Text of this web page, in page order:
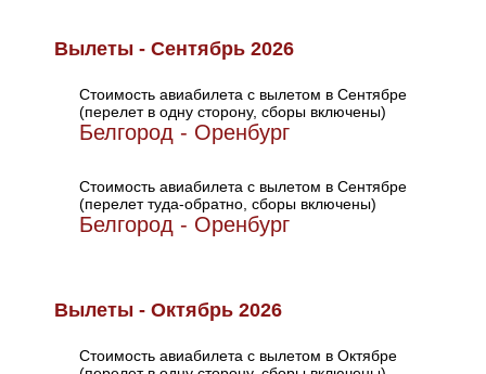
Вылеты - Сентябрь 2026
Стоимость авиабилета с вылетом в Сентябре
(перелет в одну сторону, сборы включены)
Белгород - Оренбург
Стоимость авиабилета с вылетом в Сентябре
(перелет туда-обратно, сборы включены)
Белгород - Оренбург
Вылеты - Октябрь 2026
Стоимость авиабилета с вылетом в Октябре